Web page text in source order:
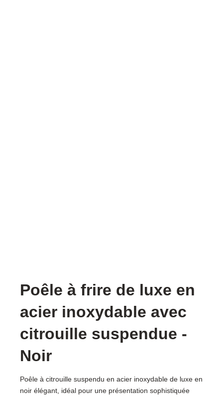
Poêle à frire de luxe en
acier inoxydable avec
citrouille suspendue -
Noir
Poêle à citrouille suspendu en acier inoxydable de luxe en
noir élégant, idéal pour une présentation sophistiquée